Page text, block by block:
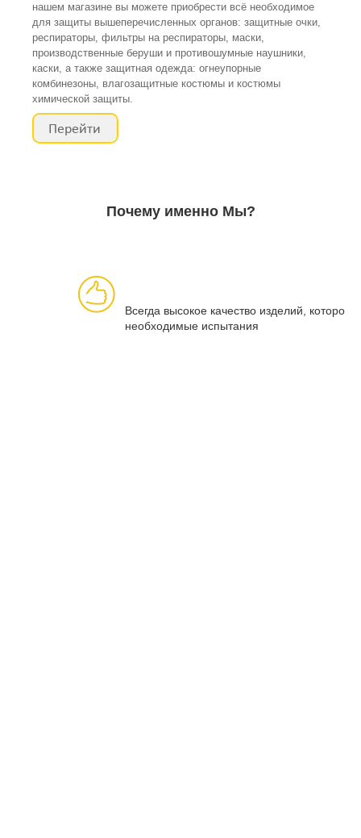
нашем магазине вы можете приобрести всё необходимое
для защиты вышеперечисленных органов: защитные очки,
респираторы, фильтры на респираторы, маски,
производственные беруши и противошумные наушники,
каски, а также защитная одежда: огнеупорные
комбинезоны, влагозащитные костюмы и костюмы
химической защиты.
Почему именно Мы?
Всегда высокое качество изделий, которое
необходимые испытания